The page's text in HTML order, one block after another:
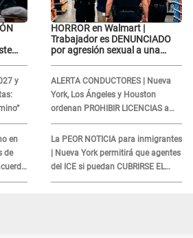
y
en
de
HORROR en Walmart |
Trabajador es DENUNCIADO
por agresión sexual a una
ALERTA CONDUCTORES | Nueva
York, Los Ángeles y Houston
ordenan PROHIBIR LICENCIAS a
quienes no presenten ESTE
DOCUMENTO
La PEOR NOTICIA para inmigrantes
| Nueva York permitirá que agentes
del ICE si puedan CUBRIRSE EL
ROSTRO